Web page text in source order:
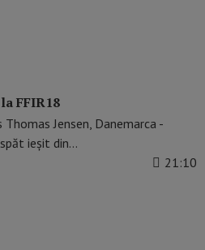
FFIR18
Jensen, Danemarca -
ieșit din…
21:10